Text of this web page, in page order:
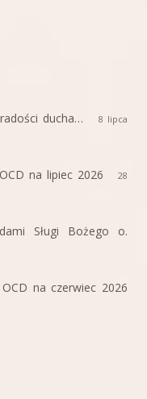
ducha…
8 lipca
na lipiec 2026
28
Sługi Bożego o.
na czerwiec 2026